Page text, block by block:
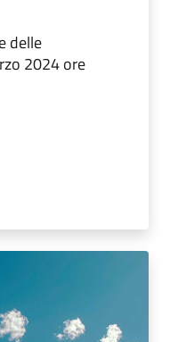
delle
2024 ore